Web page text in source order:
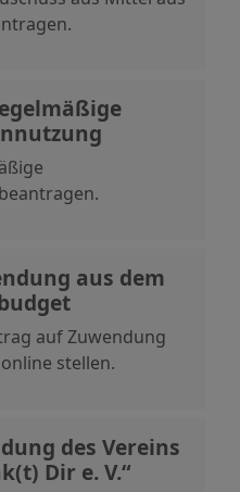
aus dem
auf Zuwendung
stellen.
des Vereins
Dir e. V.“